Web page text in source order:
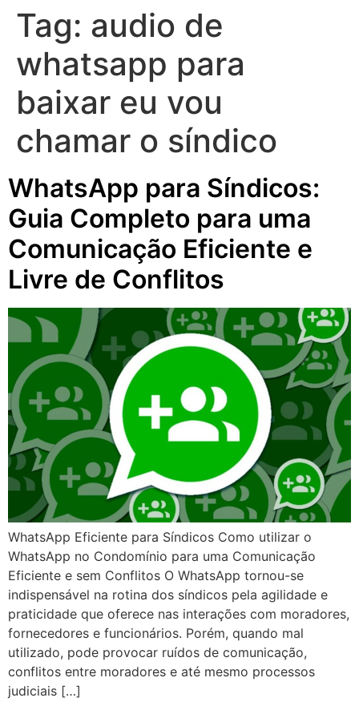
Tag: audio de
whatsapp para
baixar eu vou
chamar o síndico
WhatsApp para Síndicos:
Guia Completo para uma
Comunicação Eficiente e
Livre de Conflitos
WhatsApp Eficiente para Síndicos Como utilizar o
WhatsApp no Condomínio para uma Comunicação
Eficiente e sem Conflitos O WhatsApp tornou-se
indispensável na rotina dos síndicos pela agilidade e
praticidade que oferece nas interações com moradores,
fornecedores e funcionários. Porém, quando mal
utilizado, pode provocar ruídos de comunicação,
conflitos entre moradores e até mesmo processos
judiciais […]